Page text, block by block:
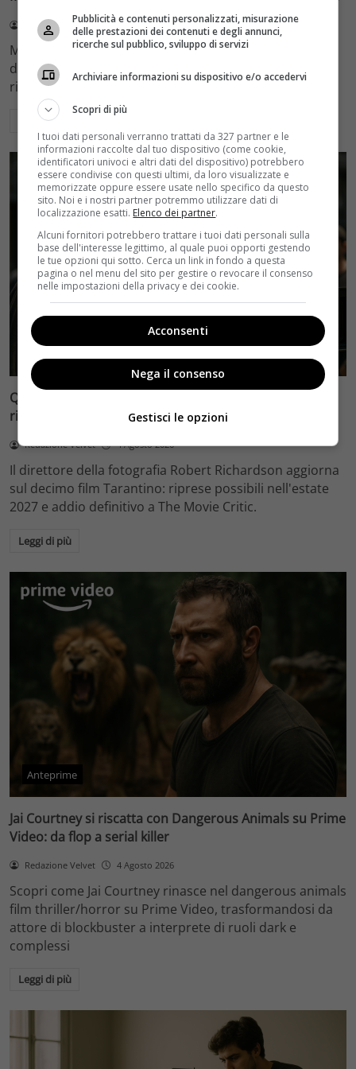
Redazione Velvet 4 Agosto 2026
Mediaset sceglie di mantenere Gerry Scotti e La Ruota
della Fortuna nell'access prime time estivo di Canale 5,
rinviando a dicembre il debutto di Enrico Pa
Leggi di più
Quentin Tarantino e il decimo film: Robert Richardson
rivela riprese forse nel 2027 e l’addio a The Movie Critic
Redazione Velvet 4 Agosto 2026
Il direttore della fotografia Robert Richardson aggiorna
sul decimo film Tarantino: riprese possibili nell'estate
2027 e addio definitivo a The Movie Critic.
Leggi di più
Anteprime
Jai Courtney si riscatta con Dangerous Animals su Prime
Video: da flop a serial killer
Redazione Velvet 4 Agosto 2026
Scopri come Jai Courtney rinasce nel dangerous animals
film thriller/horror su Prime Video, trasformandosi da
attore di blockbuster a interprete di ruoli dark e
complessi
Leggi di più
Pubblicità e contenuti personalizzati, misurazione
delle prestazioni dei contenuti e degli annunci,
ricerche sul pubblico, sviluppo di servizi
Archiviare informazioni su dispositivo e/o accedervi
Scopri di più
I tuoi dati personali verranno trattati da 327 partner e le
informazioni raccolte dal tuo dispositivo (come cookie,
identificatori univoci e altri dati del dispositivo) potrebbero
essere condivise con questi ultimi, da loro visualizzate e
memorizzate oppure essere usate nello specifico da questo
sito. Noi e i nostri partner potremmo utilizzare dati di
localizzazione esatti. Elenco dei partner.
Alcuni fornitori potrebbero trattare i tuoi dati personali sulla
base dell'interesse legittimo, al quale puoi opporti gestendo
le tue opzioni qui sotto. Cerca un link in fondo a questa
pagina o nel menu del sito per gestire o revocare il consenso
nelle impostazioni della privacy e dei cookie.
Acconsenti
Nega il consenso
Gestisci le opzioni